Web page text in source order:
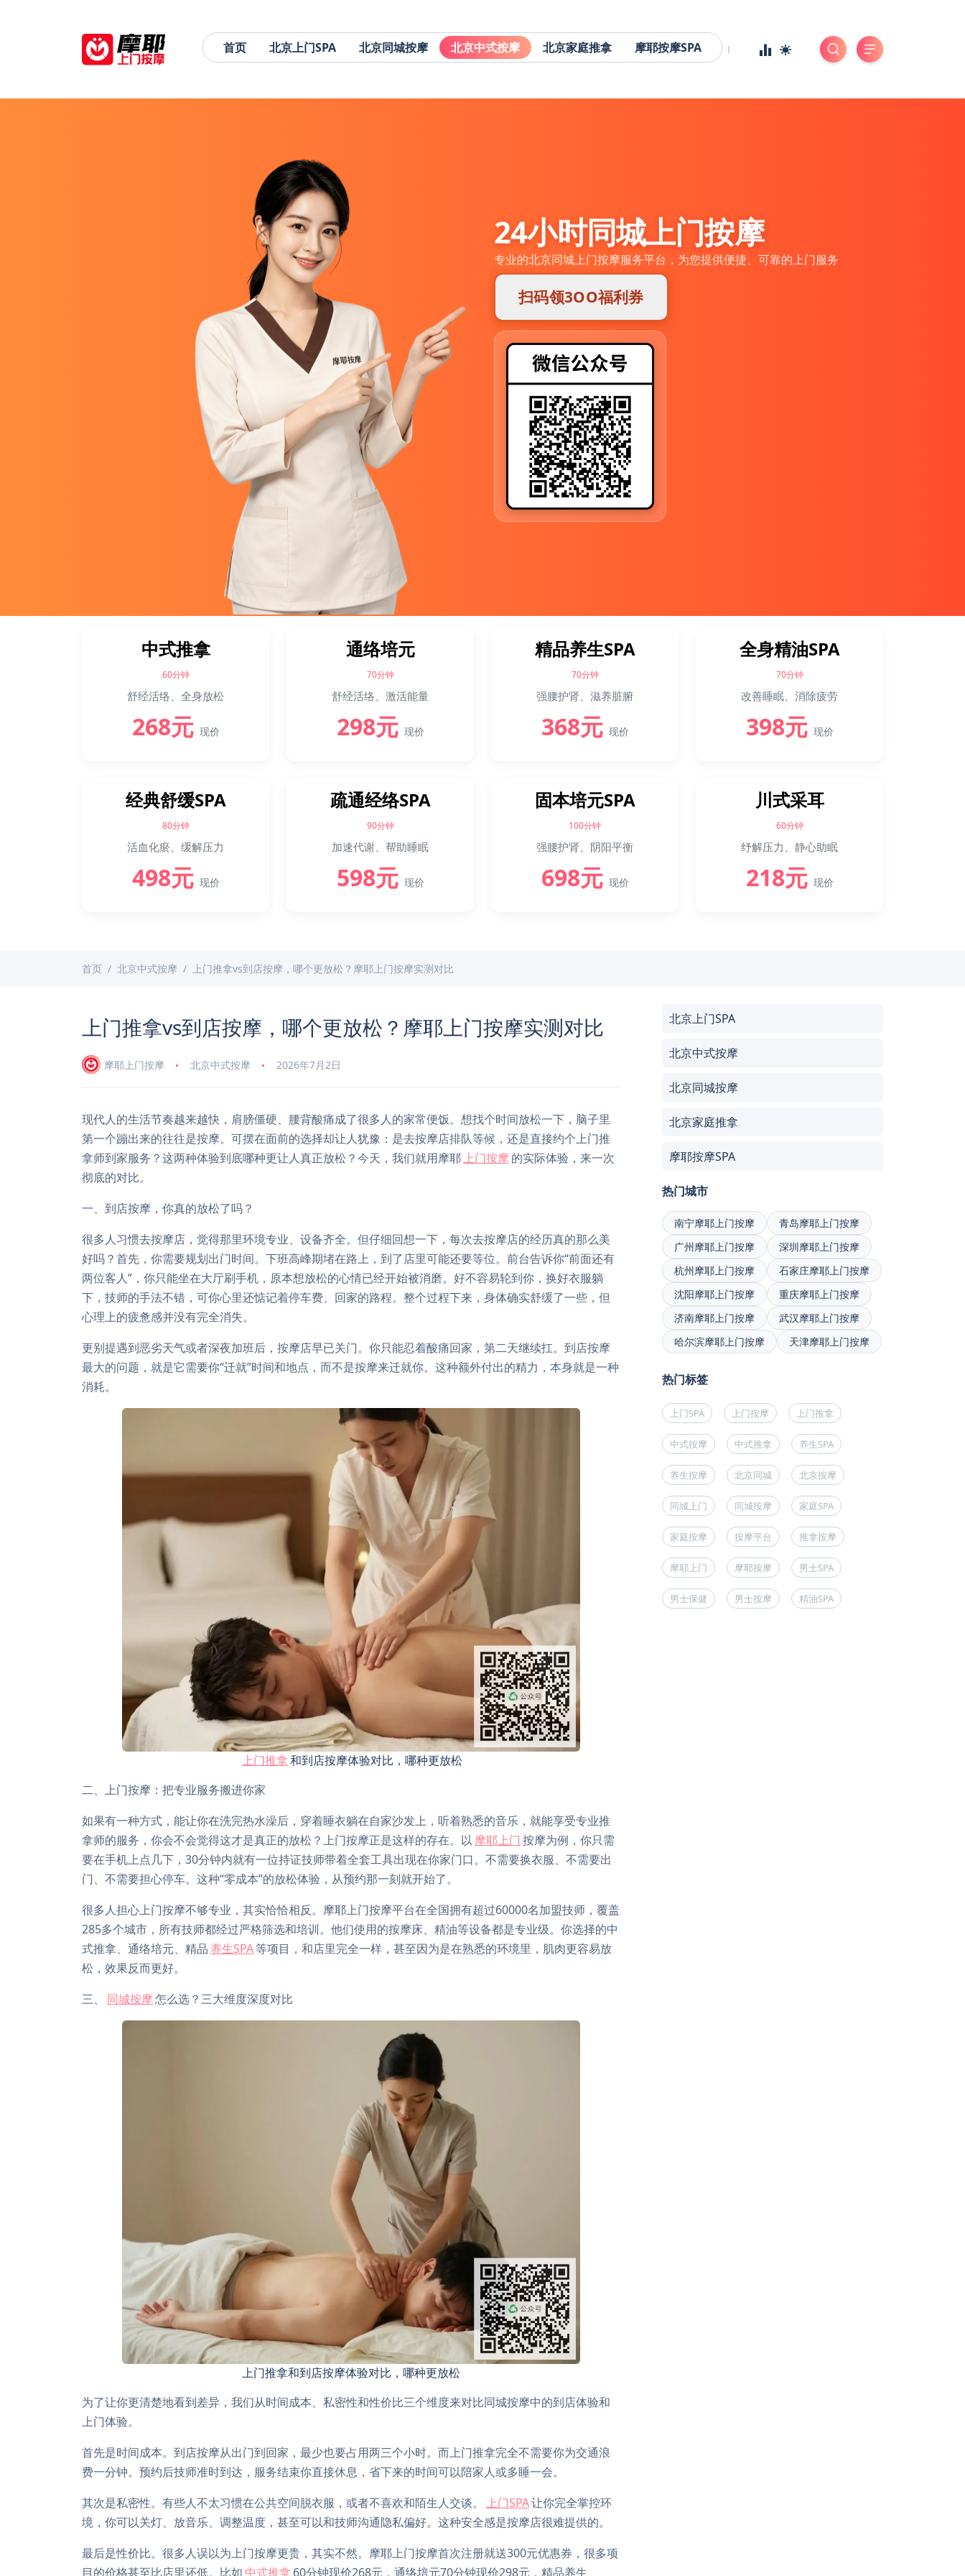
首页 北京上门SPA 北京同城按摩 北京中式按摩 北京家庭推拿 摩耶按摩SPA
24小时同城上门按摩
专业的北京同城上门按摩服务平台，为您提供便捷、可靠的上门服务
扫码领3OO福利券
中式推拿
60分钟
舒经活络、全身放松
268元 现价
通络培元
70分钟
舒经活络、激活能量
298元 现价
精品养生SPA
70分钟
强腰护肾、滋养脏腑
368元 现价
全身精油SPA
70分钟
改善睡眠、消除疲劳
398元 现价
经典舒缓SPA
80分钟
活血化瘀、缓解压力
498元 现价
疏通经络SPA
90分钟
加速代谢、帮助睡眠
598元 现价
固本培元SPA
100分钟
强腰护肾、阴阳平衡
698元 现价
川式采耳
60分钟
纾解压力、静心助眠
218元 现价
首页 北京中式按摩 上门推拿vs到店按摩，哪个更放松？摩耶上门按摩实测对比
上门推拿vs到店按摩，哪个更放松？摩耶上门按摩实测对比
摩耶上门按摩 北京中式按摩 2026年7月2日
现代人的生活节奏越来越快，肩膀僵硬、腰背酸痛成了很多人的家常便饭。想找个时间放松一下，脑子里
第一个蹦出来的往往是按摩。可摆在面前的选择却让人犹豫：是去按摩店排队等候，还是直接约个上门推
拿师到家服务？这两种体验到底哪种更让人真正放松？今天，我们就用摩耶上门按摩 的实际体验，来一次
彻底的对比。
一、到店按摩，你真的放松了吗？
很多人习惯去按摩店，觉得那里环境专业、设备齐全。但仔细回想一下，每次去按摩店的经历真的那么美
好吗？首先，你需要规划出门时间。下班高峰期堵在路上，到了店里可能还要等位。前台告诉你“前面还有
两位客人”，你只能坐在大厅刷手机，原本想放松的心情已经开始被消磨。好不容易轮到你，换好衣服躺
下，技师的手法不错，可你心里还惦记着停车费、回家的路程。整个过程下来，身体确实舒缓了一些，但
心理上的疲惫感并没有完全消失。
更别提遇到恶劣天气或者深夜加班后，按摩店早已关门。你只能忍着酸痛回家，第二天继续扛。到店按摩
最大的问题，就是它需要你“迁就”时间和地点，而不是按摩来迁就你。这种额外付出的精力，本身就是一种
消耗。
上门推拿和到店按摩体验对比，哪种更放松
二、上门按摩：把专业服务搬进你家
如果有一种方式，能让你在洗完热水澡后，穿着睡衣躺在自家沙发上，听着熟悉的音乐，就能享受专业推
拿师的服务，你会不会觉得这才是真正的放松？上门按摩正是这样的存在。以 摩耶上门 按摩为例，你只需
要在手机上点几下，30分钟内就有一位持证技师带着全套工具出现在你家门口。不需要换衣服、不需要出
门、不需要担心停车。这种“零成本”的放松体验，从预约那一刻就开始了。
很多人担心上门按摩不够专业，其实恰恰相反。摩耶上门按摩平台在全国拥有超过60000名加盟技师，覆盖
285多个城市，所有技师都经过严格筛选和培训。他们使用的按摩床、精油等设备都是专业级。你选择的中
式推拿、通络培元、精品 养生SPA等项目，和店里完全一样，甚至因为是在熟悉的环境里，肌肉更容易放
松，效果反而更好。
三、
同城按摩怎么选？三大维度深度对比
上门推拿和到店按摩体验对比，哪种更放松
为了让你更清楚地看到差异，我们从时间成本、私密性和性价比三个维度来对比同城按摩中的到店体验和
上门体验。
首先是时间成本。到店按摩从出门到回家，最少也要占用两三个小时。而上门推拿完全不需要你为交通浪
费一分钟。预约后技师准时到达，服务结束你直接休息，省下来的时间可以陪家人或多睡一会。
其次是私密性。有些人不太习惯在公共空间脱衣服，或者不喜欢和陌生人交谈。
上门SPA让你完全掌控环
境，你可以关灯、放音乐、调整温度，甚至可以和技师沟通隐私偏好。这种安全感是按摩店很难提供的。
最后是性价比。很多人误以为上门按摩更贵，其实不然。摩耶上门按摩首次注册就送300元优惠券，很多项
目的价格甚至比店里还低。比如 中式推拿 60分钟现价268元，通络培元70分钟现价298元，精品养生
北京上门SPA
北京中式按摩
北京同城按摩
北京家庭推拿
摩耶按摩SPA
热门城市
南宁摩耶上门按摩
青岛摩耶上门按摩
广州摩耶上门按摩
深圳摩耶上门按摩
杭州摩耶上门按摩
石家庄摩耶上门按摩
沈阳摩耶上门按摩
重庆摩耶上门按摩
济南摩耶上门按摩
武汉摩耶上门按摩
哈尔滨摩耶上门按摩
天津摩耶上门按摩
热门标签
上门SPA 上门按摩 上门推拿
中式按摩 中式推拿 养生SPA
养生按摩 北京同城 北京按摩
同城上门 同城按摩 家庭SPA
家庭按摩 按摩平台 推拿按摩
摩耶上门 摩耶按摩 男士SPA
男士保健 男士按摩 精油SPA